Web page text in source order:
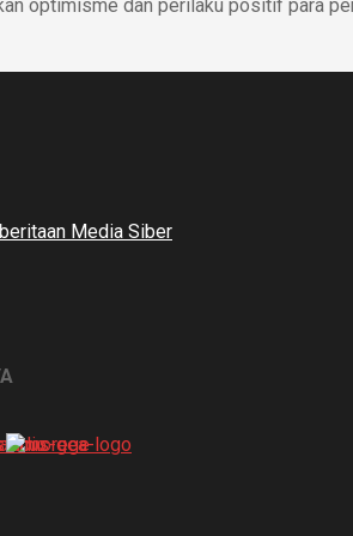
optimisme dan perilaku positif para
Media Siber